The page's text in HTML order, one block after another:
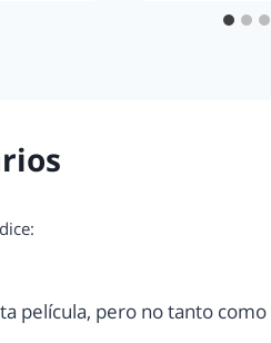
dice:
película, pero no tanto